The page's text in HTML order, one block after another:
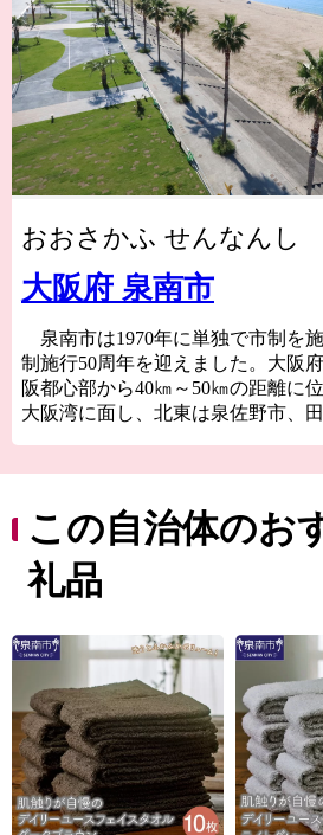
おおさかふ せんなんし
大阪府 泉南市
泉南市は1970年に単独で市制を
制施行50周年を迎えました。大阪
阪都心部から40㎞～50㎞の距離に
大阪湾に面し、北東は泉佐野市、
す。
地形は、山地部、丘陵部、平地部
り、南部の山地部には低い山々が
新たに開発された住宅が混在して
平野部においては、玉ねぎ、水な
泉州特産の農作物が栽培されてい
対岸のりんくうタウンでは、様々
る事業所が集積し、岡田と樽井に
とれた新鮮な海産物が水揚げされ
LONG PARK（泉南ロングパーク
創出し、レクリエーションゾーン
この自治体のお
礼品